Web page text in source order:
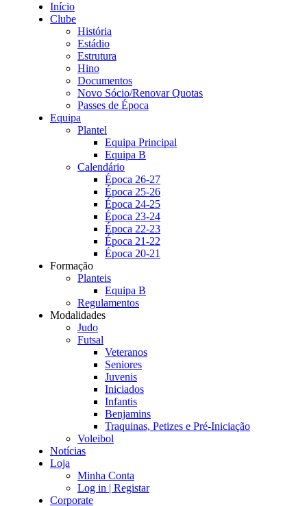
Início
Clube
História
Estádio
Estrutura
Hino
Documentos
Novo Sócio/Renovar Quotas
Passes de Época
Equipa
Plantel
Equipa Principal
Equipa B
Calendário
Época 26-27
Época 25-26
Época 24-25
Época 23-24
Época 22-23
Época 21-22
Época 20-21
Formação
Planteis
Equipa B
Regulamentos
Modalidades
Judo
Futsal
Veteranos
Seniores
Juvenis
Iniciados
Infantis
Benjamins
Traquinas, Petizes e Pré-Iniciação
Voleibol
Notícias
Loja
Minha Conta
Log in | Registar
Corporate